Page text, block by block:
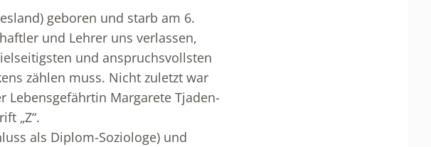
geboren und starb am 6.
und Lehrer uns verlassen,
und anspruchsvollsten
zählen muss. Nicht zuletzt war
Lebensgefährtin Margarete Tjaden-
„Z“.
als Diplom-Soziologe) und